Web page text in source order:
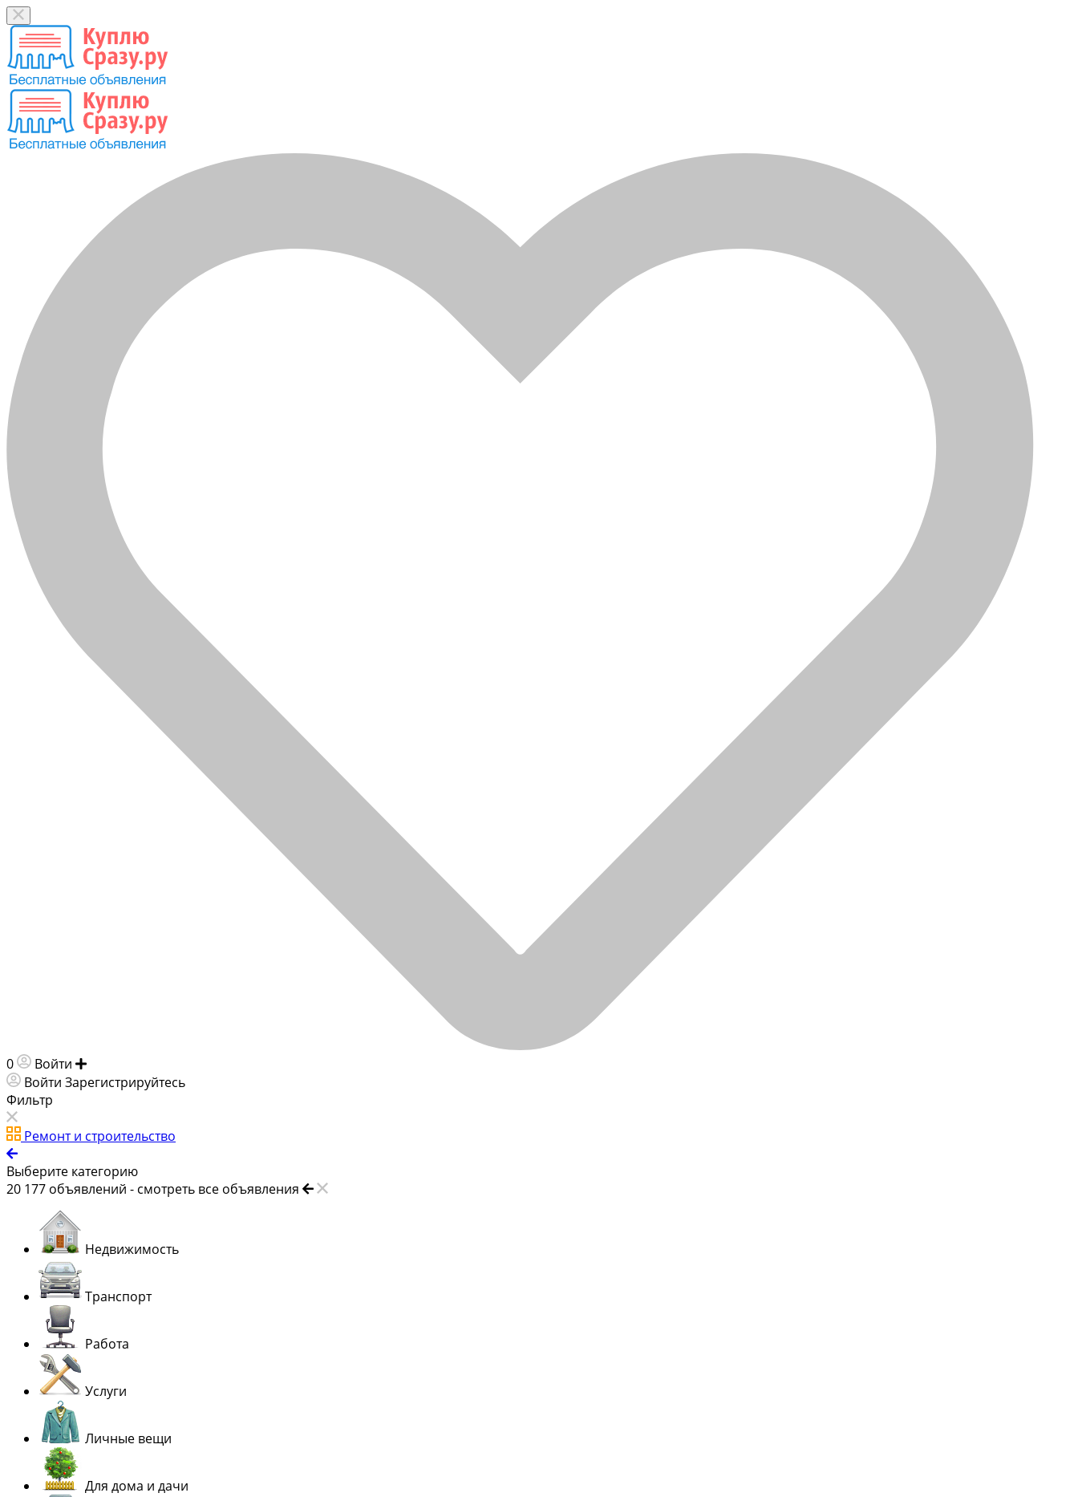
0 Войти
Войти Зарегистрируйтесь
Фильтр
Ремонт и строительство
Выберите категорию
20 177 объявлений - смотреть все объявления
Недвижимость
Транспорт
Работа
Услуги
Личные вещи
Для дома и дачи